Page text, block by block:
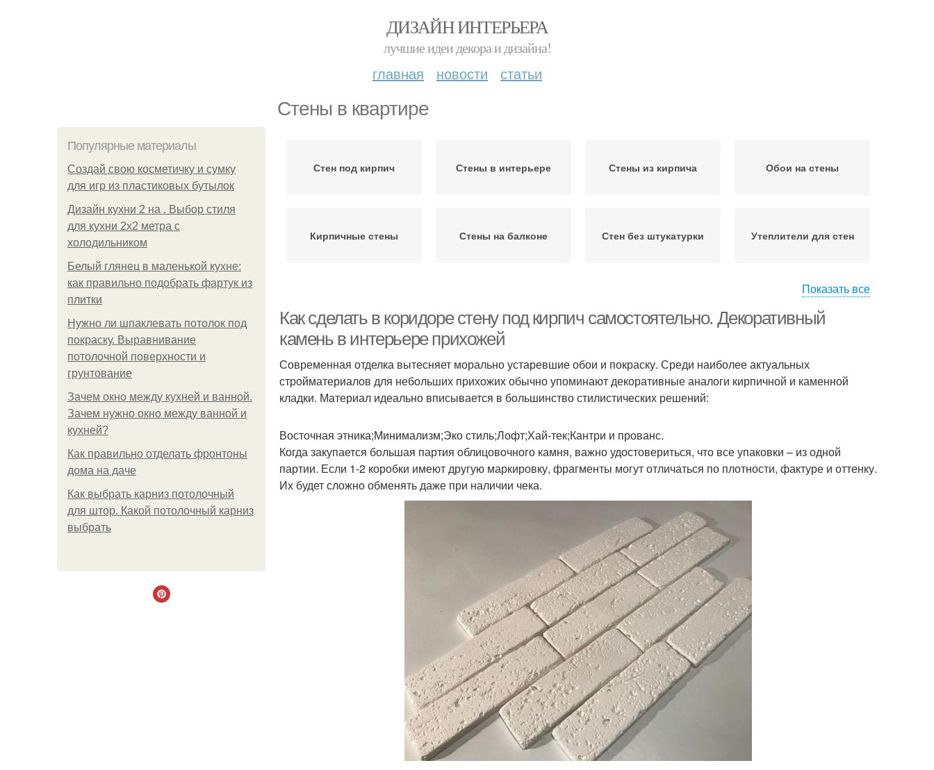
ДИЗАЙН ИНТЕРЬЕРА
лучшие идеи декора и дизайна!
главная новости статьи
Стены в квартире
Популярные материалы
Создай свою косметичку и сумку
для игр из пластиковых бутылок
Дизайн кухни 2 на . Выбор стиля
для кухни 2х2 метра с
холодильником
Белый глянец в маленькой кухне:
как правильно подобрать фартук из
плитки
Нужно ли шпаклевать потолок под
покраску. Выравнивание
потолочной поверхности и
грунтование
Зачем окно между кухней и ванной.
Зачем нужно окно между ванной и
кухней?
Как правильно отделать фронтоны
дома на даче
Как выбрать карниз потолочный
для штор. Какой потолочный карниз
выбрать
Стен под кирпич Стены в интерьере Стены из кирпича Обои на стены
Кирпичные стены Стены на балконе Стен без штукатурки Утеплители для стен
доме
Показать все
Как сделать в коридоре стену под кирпич самостоятельно. Декоративный
камень в интерьере прихожей
Современная отделка вытесняет морально устаревшие обои и покраску. Среди наиболее актуальных
стройматериалов для небольших прихожих обычно упоминают декоративные аналоги кирпичной и каменной
кладки. Материал идеально вписывается в большинство стилистических решений:
Восточная этника;Минимализм;Эко стиль;Лофт;Хай-тек;Кантри и прованс.
Когда закупается большая партия облицовочного камня, важно удостовериться, что все упаковки – из одной
партии. Если 1-2 коробки имеют другую маркировку, фрагменты могут отличаться по плотности, фактуре и оттенку.
Их будет сложно обменять даже при наличии чека.